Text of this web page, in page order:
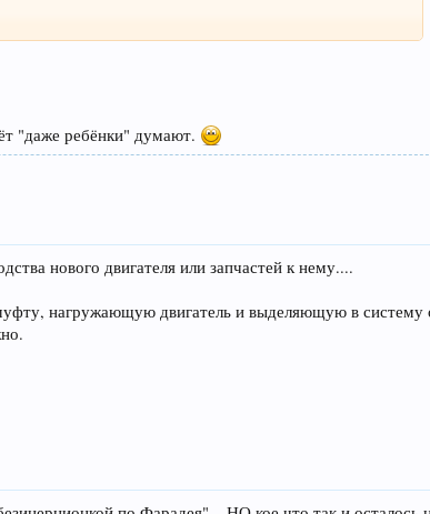
"даже ребёнки" думают.
нового двигателя или запчастей к нему....
нагружающую двигатель и выделяющую в систему